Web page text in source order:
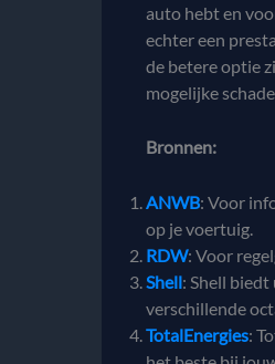
auto hebt en
echter een
de betere optie
mogelijke schade.
Bronnen:
ANWB: Voor
op je voertuig.
RDW: Voor
Shell: Shell
verschillende
TotalEnergies: